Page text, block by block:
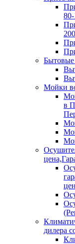
200
Бытовые
Мойки
в
дилера